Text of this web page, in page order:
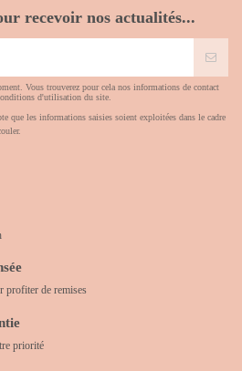
recevoir nos actualités...
Vous trouverez pour cela nos informations de contact
d'utilisation du site.
que les informations saisies soient exploitées dans le cadre
profiter de remises
priorité